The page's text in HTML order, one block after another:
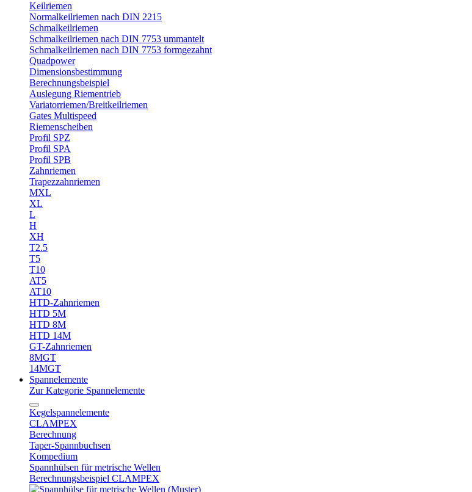
Keilriemen
Normalkeilriemen nach DIN 2215
Schmalkeilriemen
Schmalkeilriemen nach DIN 7753 ummantelt
Schmalkeilriemen nach DIN 7753 formgezahnt
Quadpower
Dimensionsbestimmung
Berechnungsbeispiel
Auslegung Riementrieb
Variatorriemen/Breitkeilriemen
Gates Multispeed
Riemenscheiben
Profil SPZ
Profil SPA
Profil SPB
Zahnriemen
Trapezzahnriemen
MXL
XL
L
H
XH
T2.5
T5
T10
AT5
AT10
HTD-Zahnriemen
HTD 5M
HTD 8M
HTD 14M
GT-Zahnriemen
8MGT
14MGT
Spannelemente
Zur Kategorie Spannelemente
Kegelspannelemente
CLAMPEX
Berechnung
Taper-Spannbuchsen
Kompedium
Spannhülsen für metrische Wellen
Berechnungsbeispiel CLAMPEX